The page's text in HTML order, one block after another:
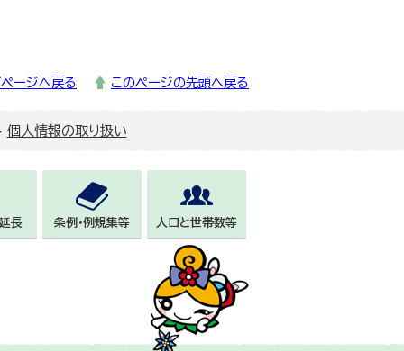
ページへ戻る このページの先頭へ戻る
個人情報の取り扱い
長 条例・例規集等 人口と世帯数等